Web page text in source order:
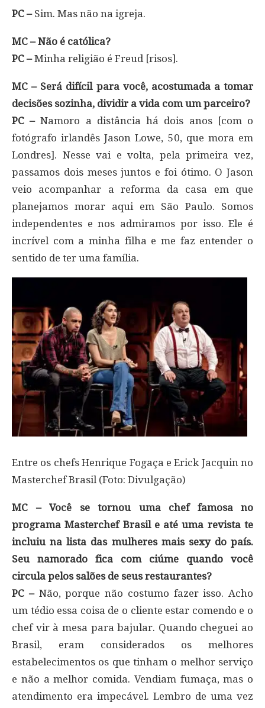
PC – Sim. Mas não na igreja.
MC – Não é católica?
PC –Minha religião é Freud [risos].
MC – Será difícil para você, acostumada a tomar
decisões sozinha, dividir a vida com um parceiro?
PC –Namoro a distância há dois anos [com o
fotógrafo irlandês Jason Lowe, 50, que mora em
Londres]. Nesse vai e volta, pela primeira vez,
passamos dois meses juntos e foi ótimo. O Jason
veio acompanhar a reforma da casa em que
planejamos morar aqui em São Paulo. Somos
independentes e nos admiramos por isso. Ele é
incrível com a minha filha e me faz entender o
sentido de ter uma família.
Entre os chefs Henrique Fogaça e Erick Jacquin no
Masterchef Brasil (Foto: Divulgação)
MC – Você se tornou uma chef famosa no
programaMasterchef Brasile até uma revista te
incluiu na lista das mulheres mais sexy do país.
Seu namorado fica com ciúme quando você
circula pelos salões de seus restaurantes?
PC – Não, porque não costumo fazer isso. Acho
um tédio essa coisa de o cliente estar comendo e o
chef vir à mesa para bajular. Quando cheguei ao
Brasil, eram considerados os melhores
estabelecimentos os que tinham o melhor serviço
e não a melhor comida. Vendiam fumaça, mas o
atendimento era impecável. Lembro de uma vez